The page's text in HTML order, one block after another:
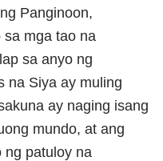
Panginoon,
mga tao na
sa anyo ng
na Siya ay muling
ay naging isang
mundo, at ang
ng patuloy na